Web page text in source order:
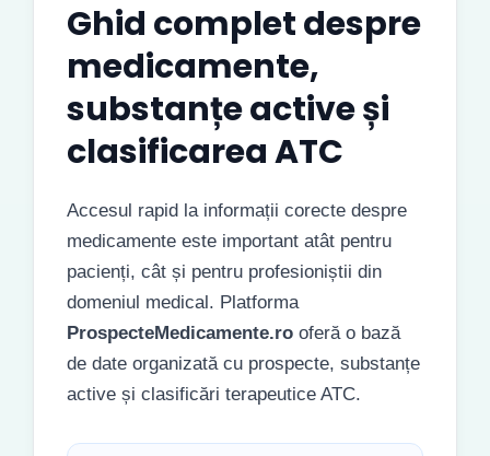
Ghid complet despre
medicamente,
substanțe active și
clasificarea ATC
Accesul rapid la informații corecte despre
medicamente este important atât pentru
pacienți, cât și pentru profesioniștii din
domeniul medical. Platforma
ProspecteMedicamente.ro oferă o bază
de date organizată cu prospecte, substanțe
active și clasificări terapeutice ATC.